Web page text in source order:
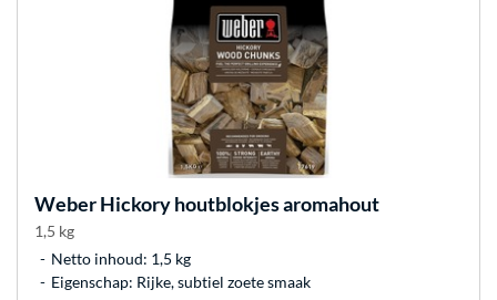
WeberHickory houtblokjes aromahout
1,5 kg
Netto inhoud: 1,5 kg
Eigenschap: Rijke, subtiel zoete smaak